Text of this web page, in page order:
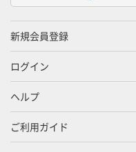
新規会員登録
ログイン
ヘルプ
ご利用ガイド